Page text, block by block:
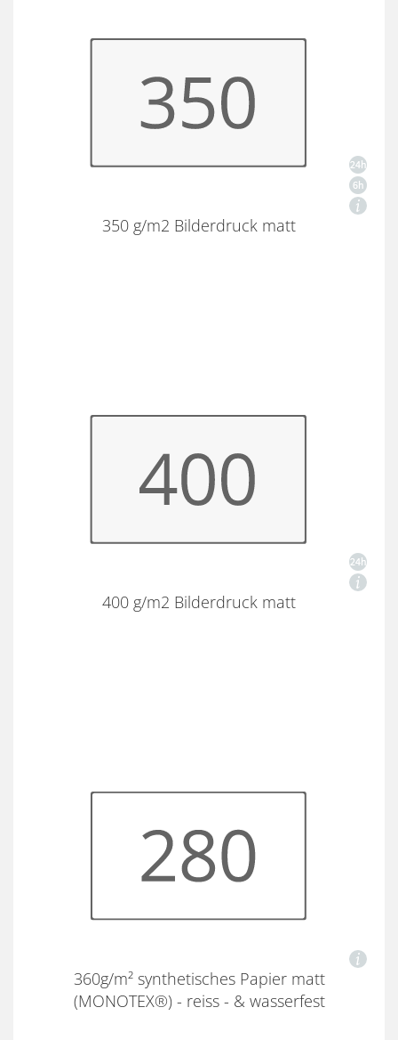
350 g/m2 Bilderdruck matt
400 g/m2 Bilderdruck matt
360g/m² synthetisches Papier matt
(MONOTEX®) - reiss - & wasserfest